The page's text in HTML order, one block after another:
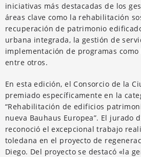
iniciativas más destacadas de los
áreas clave como la rehabilitación
recuperación de patrimonio
urbana integrada, la gestión de
implementación de programas
entre otros.
En esta edición, el Consorcio de la
premiado específicamente en la
“Rehabilitación de edificios
nueva Bauhaus Europea”. El jurado
reconoció el excepcional trabajo
toledana en el proyecto de
Diego. Del proyecto se destacó «la